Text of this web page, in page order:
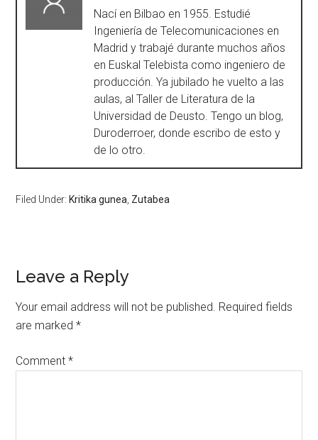
Nací en Bilbao en 1955. Estudié
Ingeniería de Telecomunicaciones en
Madrid y trabajé durante muchos años
en Euskal Telebista como ingeniero de
producción. Ya jubilado he vuelto a las
aulas, al Taller de Literatura de la
Universidad de Deusto. Tengo un blog,
Duroderroer, donde escribo de esto y
de lo otro.
Filed Under: Kritika gunea Zutabea
Leave a Reply
Your email address will not be published. Required fields
are marked*
Comment*